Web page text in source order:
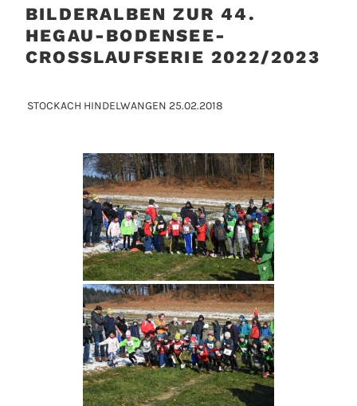
BILDERALBEN ZUR 44.
HEGAU-BODENSEE-
CROSSLAUFSERIE 2022/2023
STOCKACH HINDELWANGEN 25.02.2018